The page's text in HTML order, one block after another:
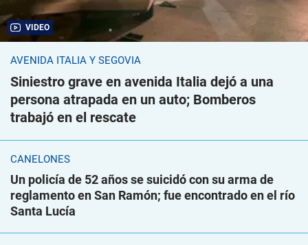
VIDEO
AVENIDA ITALIA Y SEGOVIA
Siniestro grave en avenida Italia dejó a una
persona atrapada en un auto; Bomberos
trabajó en el rescate
CANELONES
Un policía de 52 años se suicidó con su arma de
reglamento en San Ramón; fue encontrado en el río
Santa Lucía